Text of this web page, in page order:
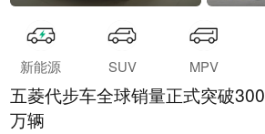
新能源 SUV MPV
五菱代步车全球销量正式突破300
万辆